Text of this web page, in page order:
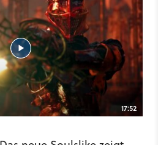
Vorgänger aus dem Jahr 2014
2023 erscheint. In dem Action-
Klassen einen Charakter aus
Kreaturen an, sowohl
Fantasy-Welt als auch in
Dank einer Lampe seid ihr
hin und her zu wechseln.
17:52